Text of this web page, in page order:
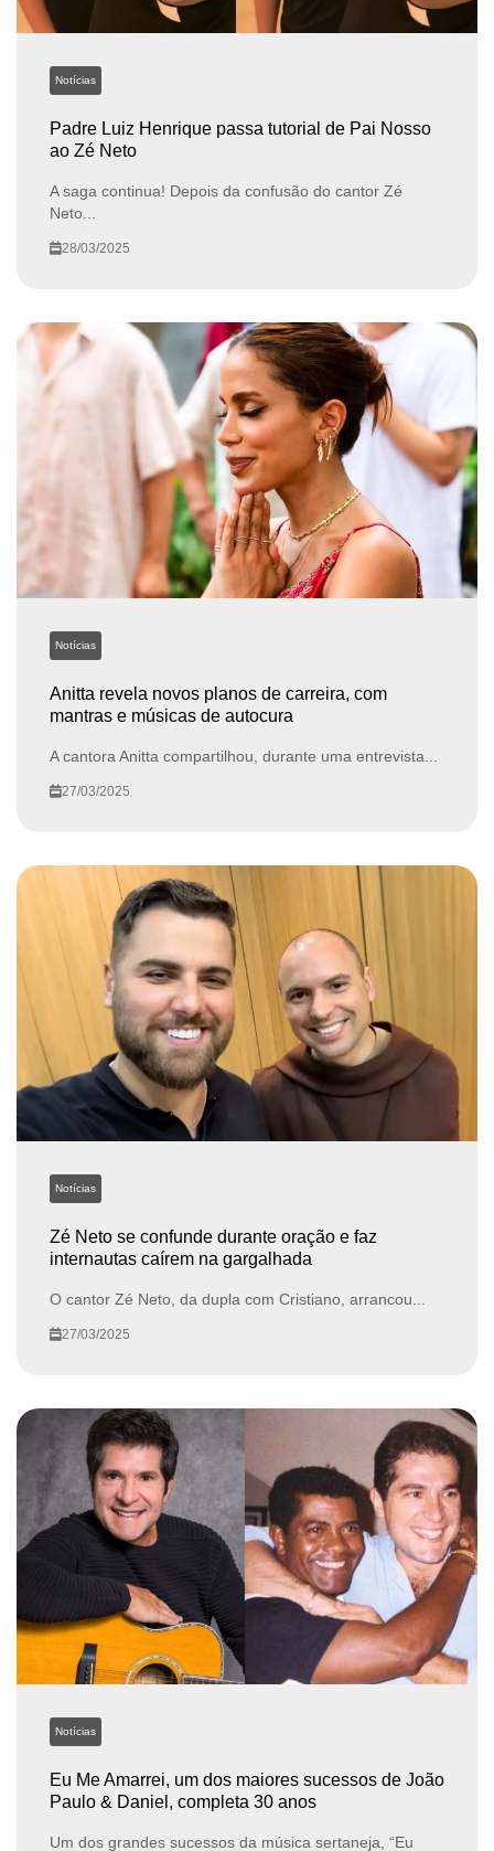
Notícias
Padre Luiz Henrique passa tutorial de Pai Nosso
ao Zé Neto
A saga continua! Depois da confusão do cantor Zé
Neto...
28/03/2025
Notícias
Anitta revela novos planos de carreira, com
mantras e músicas de autocura
A cantora Anitta compartilhou, durante uma entrevista...
27/03/2025
Notícias
Zé Neto se confunde durante oração e faz
internautas caírem na gargalhada
O cantor Zé Neto, da dupla com Cristiano, arrancou...
27/03/2025
Notícias
Eu Me Amarrei, um dos maiores sucessos de João
Paulo & Daniel, completa 30 anos
Um dos grandes sucessos da música sertaneja, “Eu